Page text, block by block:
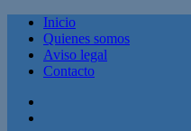
Inicio
Quienes somos
Aviso legal
Contacto